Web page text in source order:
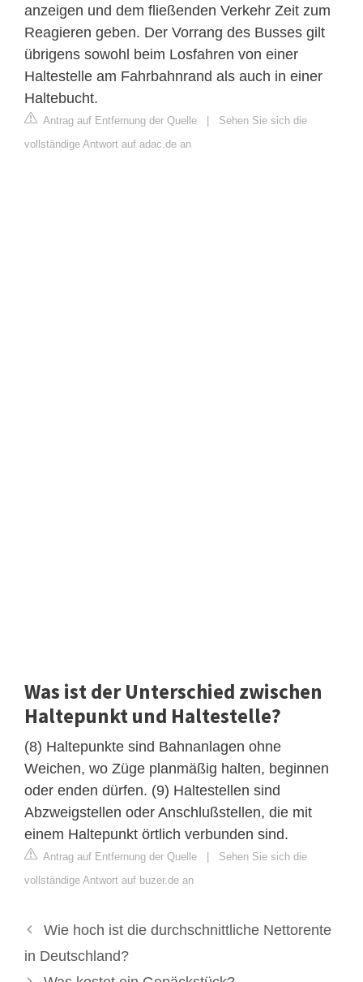
anzeigen und dem fließenden Verkehr Zeit zum
Reagieren geben. Der Vorrang des Busses gilt
übrigens sowohl beim Losfahren von einer
Haltestelle am Fahrbahnrand als auch in einer
Haltebucht.
Antrag auf Entfernung der Quelle | Sehen Sie sich die
vollständige Antwort auf adac.de an
Was ist der Unterschied zwischen
Haltepunkt und Haltestelle?
(8) Haltepunkte sind Bahnanlagen ohne
Weichen, wo Züge planmäßig halten, beginnen
oder enden dürfen. (9) Haltestellen sind
Abzweigstellen oder Anschlußstellen, die mit
einem Haltepunkt örtlich verbunden sind.
Antrag auf Entfernung der Quelle | Sehen Sie sich die
vollständige Antwort auf buzer.de an
Wie hoch ist die durchschnittliche Nettorente
in Deutschland?